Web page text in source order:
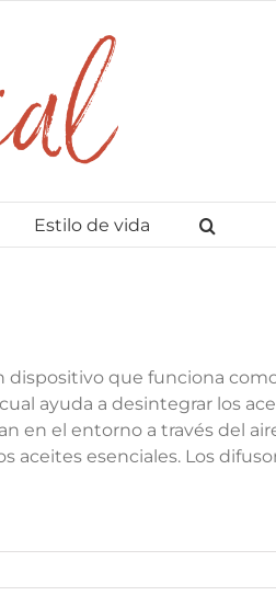
Estilo de vida
dispositivo que funciona
ayuda a desintegrar los
en el entorno a través del
aceites esenciales. Los